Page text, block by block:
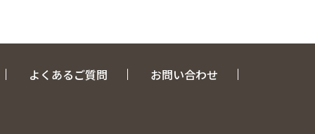
よくあるご質問
お問い合わせ